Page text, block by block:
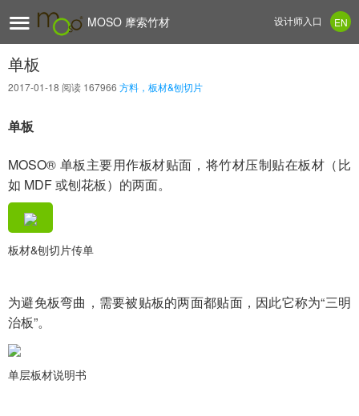
 MOSO 摩索竹材 EN
设计师入口
单板
2017-01-18 阅读 167966 方料，板材&刨切片
单板
MOSO® 单板主要用作板材贴面，将竹材压制贴在板材（比
如 MDF 或刨花板）的两面。
板材&刨切片传单
为避免板弯曲，需要被贴板的两面都贴面，因此它称为“三明
治板”。
单层板材说明书